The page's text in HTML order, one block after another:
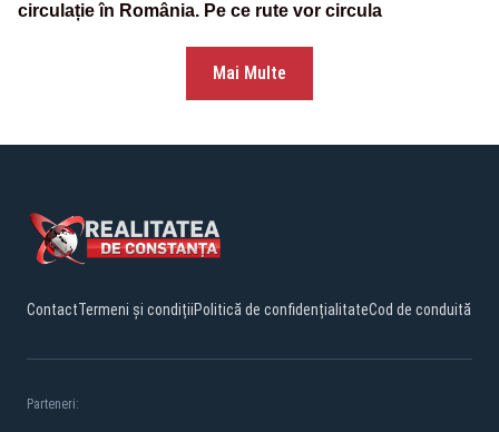
circulație în România. Pe ce rute vor circula
Mai Multe
ContactTermeni și condițiiPolitică de confidențialitateCod de conduită
Parteneri: